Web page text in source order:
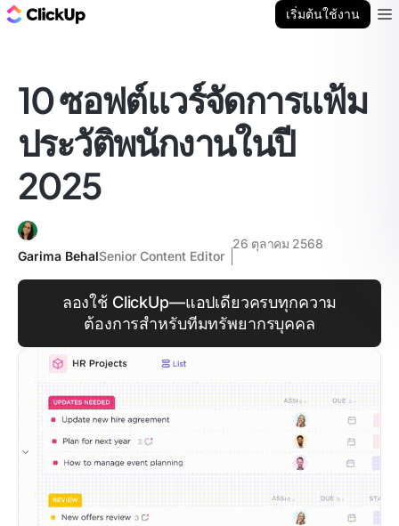
เริ่มต้นใช้งาน
10 ซอฟต์แวร์จัดการแฟ้ม
ประวัติพนักงานในปี
2025
Garima BehalSenior Content Editor
26 ตุลาคม 2568
ลองใช้ ClickUp—แอปเดียวครบทุกความ
ต้องการสำหรับทีมทรัพยากรบุคคล